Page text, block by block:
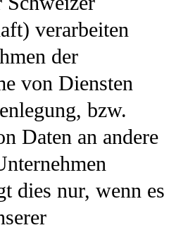
verarbeiten
der
von Diensten
bzw.
Daten an andere
dies nur, wenn es